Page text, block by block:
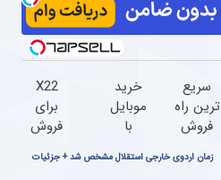
سریع
ترین راه
فروش
اینجاست
خرید
موبایل
با
پی |
X22
برای
فروش
اینجا
زمان اردوی خارجی استقلال مشخص شد + جزئیات